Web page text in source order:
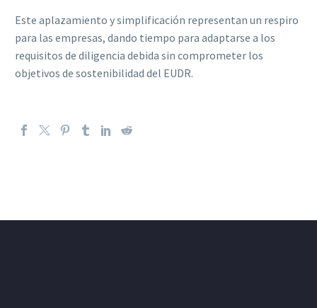
Este aplazamiento y simplificación representan un respiro
para las empresas, dando tiempo para adaptarse a los
requisitos de diligencia debida sin comprometer los
objetivos de sostenibilidad del EUDR.